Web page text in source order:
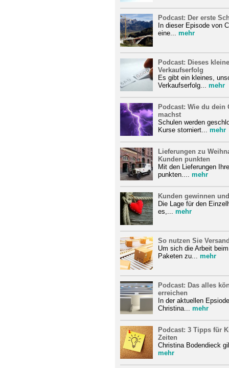
Podcast: Der erste
In dieser Episode von
eine... mehr
Podcast: Dieses
Verkaufserfolg
Es gibt ein kleines,
Verkaufserfolg... mehr
Podcast: Wie du dein
machst
Schulen werden
Kurse storniert... mehr
Lieferungen zu
Kunden punkten
Mit den Lieferungen
punkten.... mehr
Kunden gewinnen
Die Lage für den
es,... mehr
So nutzen Sie
Um sich die Arbeit
Paketen zu... mehr
Podcast: Das alles
erreichen
In der aktuellen
Christina... mehr
Podcast: 3 Tipps für
Zeiten
Christina Bodendieck
mehr